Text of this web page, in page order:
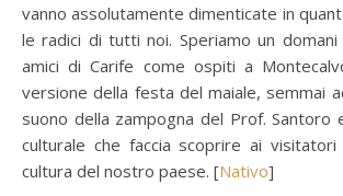
vanno assolutamente dimenticate in
le radici di tutti noi. Speriamo un
amici di Carife come ospiti a
versione della festa del maiale, semmai
suono della zampogna del Prof. Santoro
culturale che faccia scoprire ai
cultura del nostro paese. [Nativo]